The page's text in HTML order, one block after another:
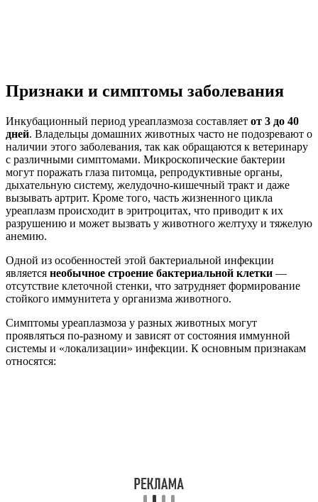
Признаки и симптомы заболевания
Инкубационный период уреаплазмоза составляет от 3 до 40
дней. Владельцы домашних животных часто не подозревают о
наличии этого заболевания, так как обращаются к ветеринару
с различными симптомами. Микроскопические бактерии
могут поражать глаза питомца, репродуктивные органы,
дыхательную систему, желудочно-кишечный тракт и даже
вызывать артрит. Кроме того, часть жизненного цикла
уреаплазм происходит в эритроцитах, что приводит к их
разрушению и может вызвать у животного желтуху и тяжелую
анемию.
Одной из особенностей этой бактериальной инфекции
является необычное строение бактериальной клетки —
отсутствие клеточной стенки, что затрудняет формирование
стойкого иммунитета у организма животного.
Симптомы уреаплазмоза у разных животных могут
проявляться по-разному и зависят от состояния иммунной
системы и «локализации» инфекции. К основным признакам
относятся: